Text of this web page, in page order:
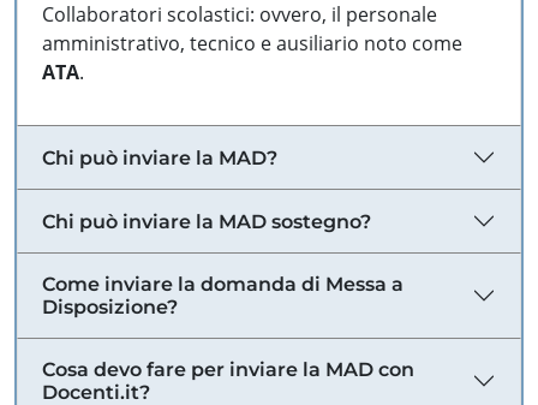
Collaboratori scolastici: ovvero, il personale
amministrativo, tecnico e ausiliario noto come
ATA.
Chi può inviare la MAD?
Chi può inviare la MAD sostegno?
Come inviare la domanda di Messa a
Disposizione?
Cosa devo fare per inviare la MAD con
Docenti.it?